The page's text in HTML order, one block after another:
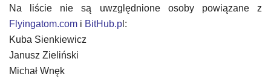
Na liście nie są uwzględnione osoby powiązane z
Flyingatom.com i BitHub.p l:
Kuba Sienkiewicz
Janusz Zieliński
Michał Wnęk